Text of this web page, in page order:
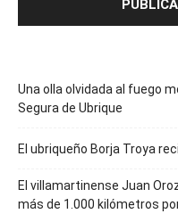
Una olla olvidada al fuego
Segura de Ubrique
El ubriqueño Borja Troya
El villamartinense Juan
más de 1.000 kilómetros